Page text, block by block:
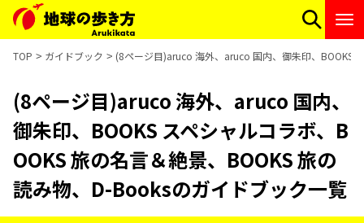
TOP ガイドブック (8ページ目)aruco 海外、aruco 国内、御朱印、BOOKS
(8ページ目)aruco 海外、aruco 国内、
御朱印、BOOKS スペシャルコラボ、B
OOKS 旅の名言＆絶景、BOOKS 旅の
読み物、D-Booksのガイドブック一覧